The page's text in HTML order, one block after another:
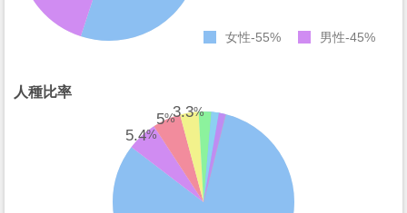
女性 55% 男性 45%
人種比率
5.4%
5%3.3%